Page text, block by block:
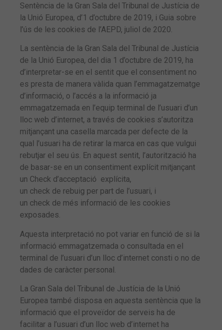
Sentència de la Gran Sala del Tribunal de Justícia de
la Unió Europea, d’1 d’octubre de 2019, i Guia sobre
l’ús de les cookies de l’AEPD, juliol de 2020.
La sentència de la Gran Sala del Tribunal de Justícia
de la Unió Europea, del dia 1 d’octubre de 2019, ha
d’interpretar-se en el sentit que el consentiment no
es presta de manera vàlida quan l’emmagatzematge
d’informació, o l’accés a la informació ja
emmagatzemada en l’equip terminal de l’usuari d’un
lloc web d’internet, a través de cookies s’autoritza
mitjançant una casella marcada per defecte de la
qual l’usuari ha de retirar la marca en cas que vulgui
rebutjar el seu ús. En aquest sentit, l’autorització ha
de basar-se en un consentiment explícit mitjançant
un Check d’acceptació explícita,
un check de rebuig per part de l’usuari, i
un check de més informació de les cookies
exposades.
Aquesta interpretació no pot variar en funció de si la
informació emmagatzemada o consultada en el
terminal de l’usuari d’un lloc d’internet consti o no de
dades de caràcter personal.
La Gran Sala del Tribunal de Justícia de la Unió
Europea també disposa en aquesta sentència que la
informació que el proveïdor de serveis ha de
facilitar a l’usuari d’un lloc web d’internet ha